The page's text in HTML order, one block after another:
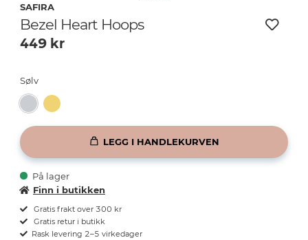
SAFIRA
Bezel Heart Hoops
449 kr
Sølv
LEGG I HANDLEKURVEN
På lager
Finn i butikken
Gratis frakt over 300 kr
Gratis retur i butikk
Rask levering 2–5 virkedager